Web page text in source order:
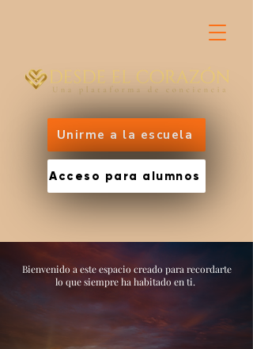
Unirme a la escuela
Acceso para alumnos
Bienvenido a este espacio creado para recordarte
lo que siempre ha habitado en ti.